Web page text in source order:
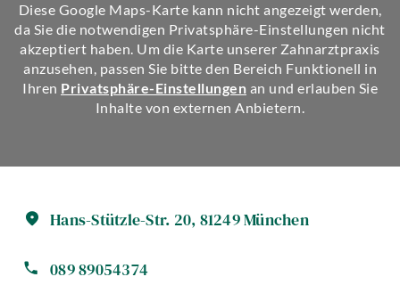
Hans-Stützle-Str. 20, 81249München
089 89054374
Diese Google Maps-Karte kann nicht angezeigt werden,
da Sie die notwendigen Privatsphäre-Einstellungen nicht
akzeptiert haben. Um die Karte unserer Zahnarztpraxis
anzusehen, passen Sie bitte den Bereich Funktionell in
Ihren Privatsphäre-Einstellungen an und erlauben Sie
Inhalte von externen Anbietern.